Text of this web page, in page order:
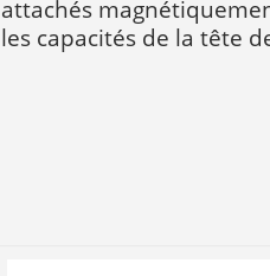
attachés
les capacités de la tête